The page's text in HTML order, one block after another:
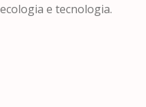
ecologia e tecnologia.